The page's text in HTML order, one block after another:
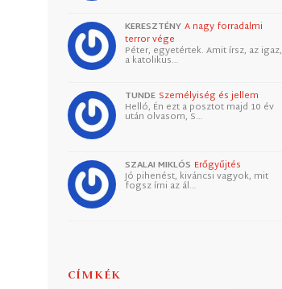
KERESZTÉNY A nagy forradalmi
terror vége
Péter, egyetértek. Amit írsz, az igaz,
a katolikus…
TUNDE Személyiség és jellem
Helló, Én ezt a posztot majd 10 év
után olvasom, S…
SZALAI MIKLÓS Erőgyűjtés
Jó pihenést, kiváncsi vagyok, mit
fogsz írni az ál…
CÍMKÉK